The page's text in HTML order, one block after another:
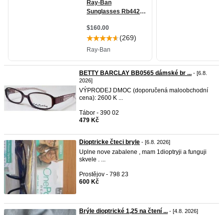
BETTY BARCLAY BB0565 dámské br ... - [6.8.
2026]
VÝPRODEJ DMOC (doporučená maloobchodní
cena): 2600 K ...
Tábor - 390 02
479 Kč
Dioptricke čteci bryle - [6.8. 2026]
Uplne nove zabalene , mam 1dioptryji a funguji
skvele . ...
Prostějov - 798 23
600 Kč
Brýle dioptrické 1,25 na čtení ... - [4.8. 2026]